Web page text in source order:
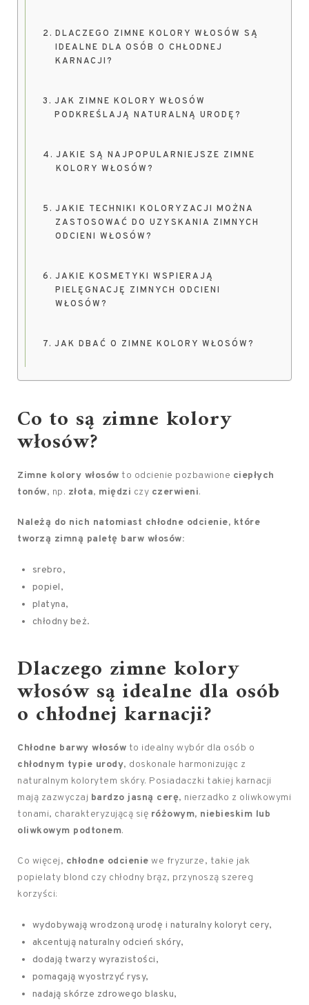
DLACZEGO ZIMNE KOLORY WŁOSÓW SĄ
IDEALNE DLA OSÓB O CHŁODNEJ
KARNACJI?
JAK ZIMNE KOLORY WŁOSÓW
PODKREŚLAJĄ NATURALNĄ URODĘ?
JAKIE SĄ NAJPOPULARNIEJSZE ZIMNE
KOLORY WŁOSÓW?
JAKIE TECHNIKI KOLORYZACJI MOŻNA
ZASTOSOWAĆ DO UZYSKANIA ZIMNYCH
ODCIENI WŁOSÓW?
JAKIE KOSMETYKI WSPIERAJĄ
PIELĘGNACJĘ ZIMNYCH ODCIENI
WŁOSÓW?
JAK DBAĆ O ZIMNE KOLORY WŁOSÓW?
Co to są zimne kolory
włosów?
Zimne kolory włosów to odcienie pozbawione ciepłych
tonów, np. złota, międzi czy czerwieni.
Należą do nich natomiast chłodne odcienie, które
tworzą zimną paletę barw włosów:
srebro,
popiel,
platyna,
chłodny beż.
Dlaczego zimne kolory
włosów są idealne dla osób
o chłodnej karnacji?
Chłodne barwy włosów to idealny wybór dla osób o
chłodnym typie urody, doskonale harmonizując z
naturalnym kolorytem skóry. Posiadaczki takiej karnacji
mają zazwyczaj bardzo jasną cerę, nierzadko z oliwkowymi
tonami, charakteryzującą się różowym, niebieskim lub
oliwkowym podtonem.
Co więcej, chłodne odcienie we fryzurze, takie jak
popielaty blond czy chłodny brąz, przynoszą szereg
korzyści:
wydobywają wrodzoną urodę i naturalny koloryt cery,
akcentują naturalny odcień skóry,
dodają twarzy wyrazistości,
pomagają wyostrzyć rysy,
nadają skórze zdrowego blasku,